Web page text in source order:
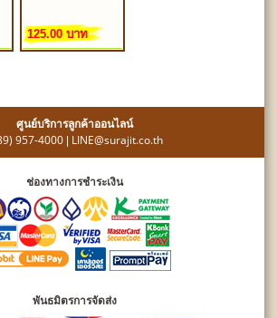
125.00 บาท
ศูนย์บริการลูกค้าออนไลน์
957-4000| LINE@surajit.co.th
ช่องทางการชำระเงิน
พันธมิตรการจัดส่ง